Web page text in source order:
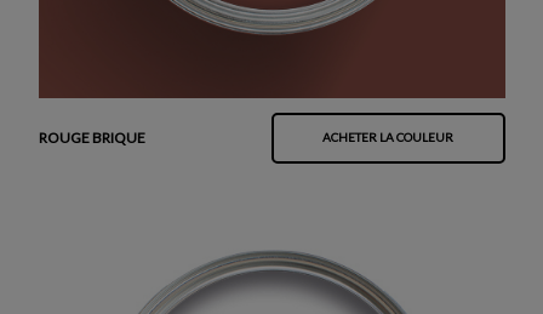
ROUGE BRIQUE ACHETER LA COULEUR